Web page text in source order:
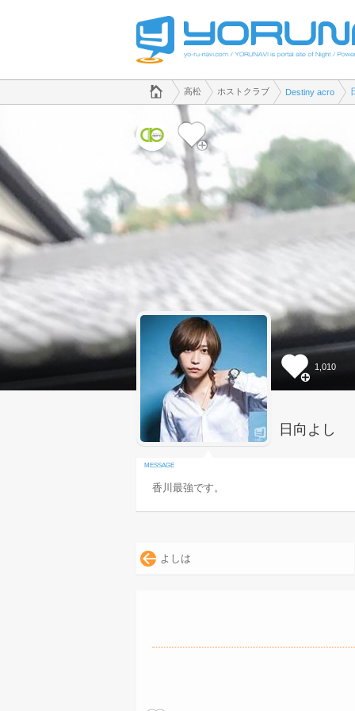
でホストクラブのことなら、ホストクラブ Destiny acro([kana])
香川県版
高松 ホストクラブ Destiny acro
1,010
日向よし
香川最強です。
よしは